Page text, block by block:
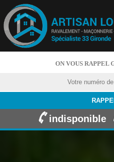
ON VOUS RAPPEL
indisponible